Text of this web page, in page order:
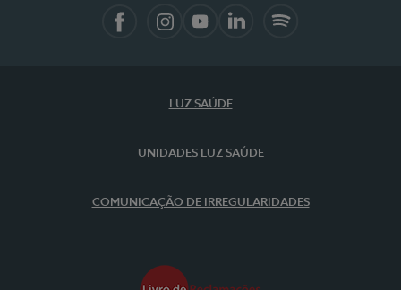
LUZ SAÚDE
UNIDADES LUZ SAÚDE
COMUNICAÇÃO DE IRREGULARIDADES